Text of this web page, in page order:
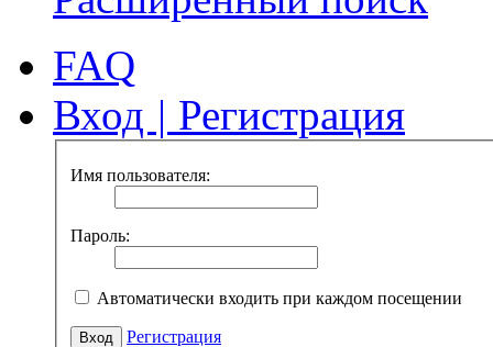
FAQ
Вход | Регистрация
Имя пользователя:
Пароль:
Автоматически входить при каждом посещении
Регистрация